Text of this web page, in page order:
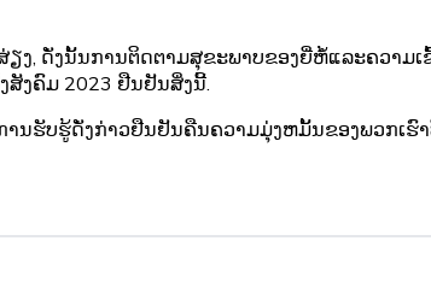
ງ, ດັ່ງນັ້ນການຕິດຕາມສຸຂະພາບຂອງຍີ່ຫໍ້ແລະຄວາມ
ງຄົມ 2023 ຢືນຢັນສິ່ງນີ້.
ນຮັບຮູ້ດັ່ງກ່າວຢືນຢັນຄືນຄວາມມຸ່ງຫມັ້ນຂອງພວກເຮົ